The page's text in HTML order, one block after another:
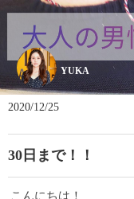
YUKA
2020/12/25
30日まで！！
こんにちは！